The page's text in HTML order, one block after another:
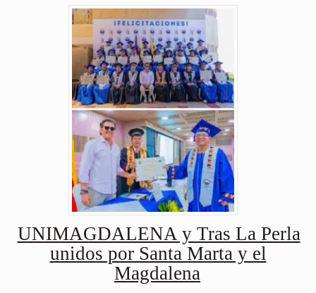
UNIMAGDALENA y Tras La Perla
unidos por Santa Marta y el
Magdalena